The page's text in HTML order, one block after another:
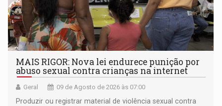
MAIS RIGOR: Nova lei endurece punição por
abuso sexual contra crianças na internet
Geral 09 de Agosto de 2026 às 07:00
Produzir ou registrar material de violência sexual contra